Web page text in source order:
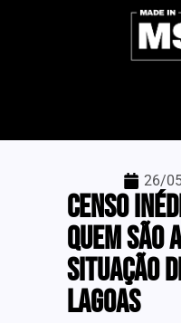
26/
Censo
quem são
situação
Lagoas